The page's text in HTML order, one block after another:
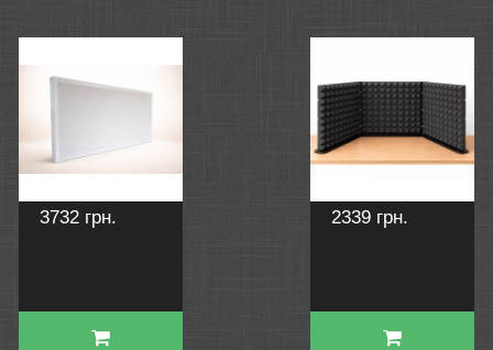
3732 грн. 2339 грн.